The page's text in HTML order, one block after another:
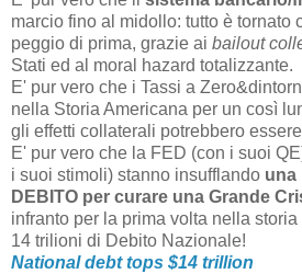
marcio fino al midollo: tutto è tornato
peggio di prima, grazie ai bailout
Stati ed al moral hazard totalizzante.
E' pur vero che i Tassi a
nella Storia Americana per un così
gli effetti collaterali potrebbero
E' pur vero che la FED (con i suoi
i suoi stimoli) stanno insufflando una
DEBITO per curare una Grande
infranto per la prima volta nella
14 trilioni di Debito Nazionale!
National debt tops $14 trillion